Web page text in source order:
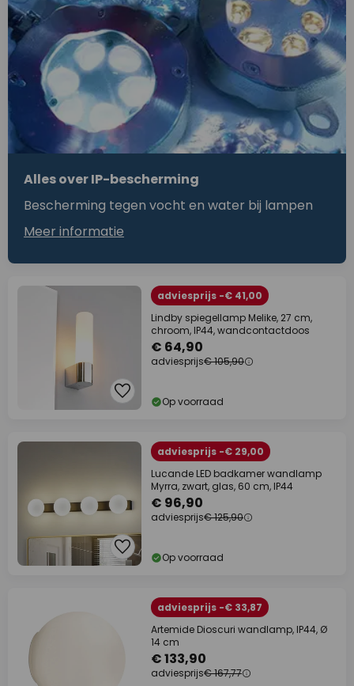
Alles over IP-bescherming
Bescherming tegen vocht en water bij lampen
Meer informatie
adviesprijs -€ 41,00
Lindby spiegellamp Melike, 27 cm,
chroom, IP44, wandcontactdoos
€ 64,90
adviesprijs€ 105,90
Op voorraad
adviesprijs -€ 29,00
Lucande LED badkamer wandlamp
Myrra, zwart, glas, 60 cm, IP44
€ 96,90
adviesprijs€ 125,90
Op voorraad
adviesprijs -€ 33,87
Artemide Dioscuri wandlamp, IP44, Ø
14 cm
€ 133,90
adviesprijs€ 167,77